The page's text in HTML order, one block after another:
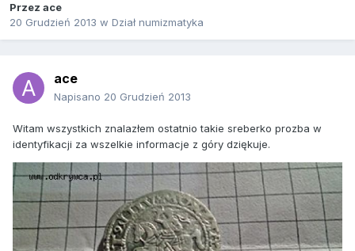
Przez ace
20 Grudzień 2013 w Dział numizmatyka
ace
Napisano 20 Grudzień 2013
Witam wszystkich znalazłem ostatnio takie sreberko prozba w
identyfikacji za wszelkie informacje z góry dziękuje.